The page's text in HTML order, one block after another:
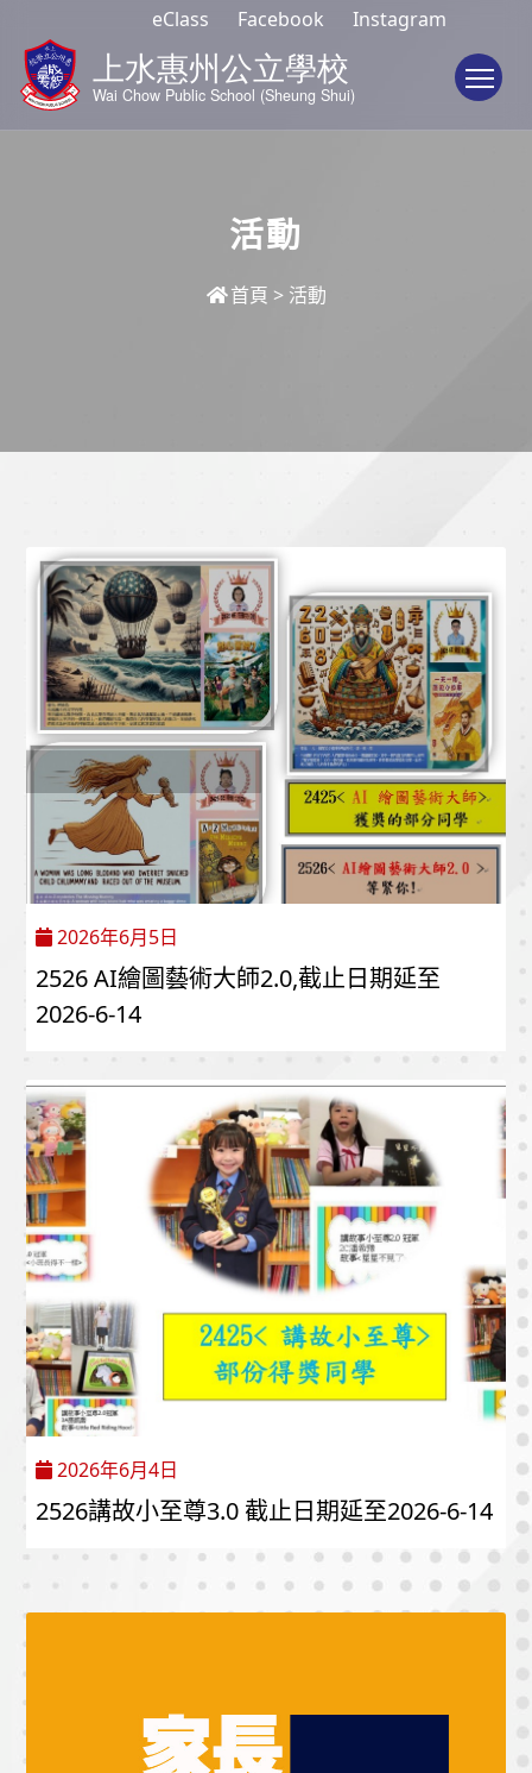
eClass Facebook Instagram
活動
首頁 > 活動
2026年6月5日
2526 AI繪圖藝術大師2.0,截止日期延至
2026-6-14
2026年6月4日
2526講故小至尊3.0 截止日期延至2026-6-14